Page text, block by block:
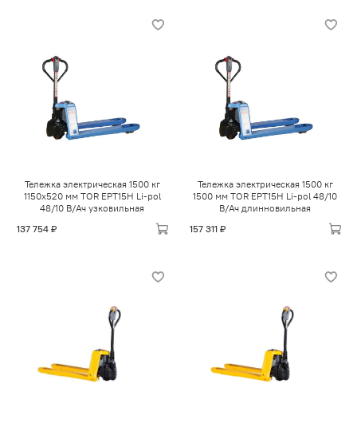
Тележка электрическая 1500 кг
1150х520 мм TOR EPT15H Li-pol
48/10 В/Ач узковильная
137 754 ₽
Тележка электрическая 1500 кг
1500 мм TOR EPT15H Li-pol 48/10
В/Ач длинновильная
157 311 ₽